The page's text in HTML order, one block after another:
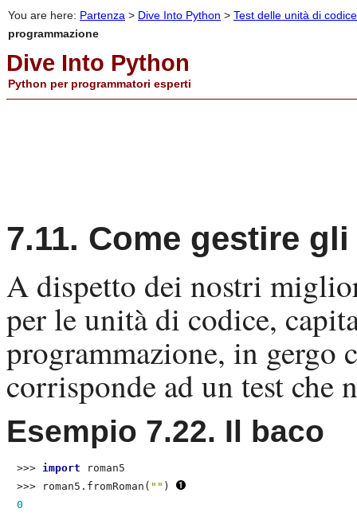
You are here: Partenza > Dive Into Python > Test delle unità di codice
programmazione
Dive Into Python
Python per programmatori esperti
7.11. Come gestire
A dispetto dei nostri
per le unità di codice,
programmazione, in gergo
corrisponde ad un test che
Esempio 7.22. Il baco
>>> import roman5
>>>
roman5.fromRoman( "" )
0